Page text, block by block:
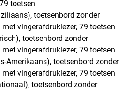
toetsen
toetsenbord zonder
vingerafdruklezer, 79 toetsen
toetsenbord zonder
vingerafdruklezer, 79 toetsen
Amerikaans), toetsenbord zonder
vingerafdruklezer, 79 toetsen
toetsenbord zonder